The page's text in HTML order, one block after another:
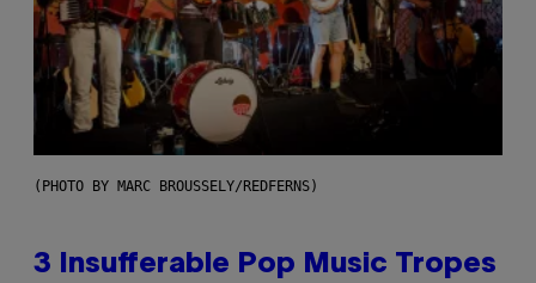
(PHOTO BY MARC BROUSSELY/REDFERNS)
3 Insufferable Pop Music Tropes